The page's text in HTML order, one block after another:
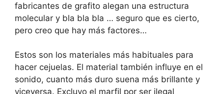
fabricantes de grafito alegan una estructura
molecular y bla bla bla … seguro que es cierto,
pero creo que hay más factores…
Estos son los materiales más habituales para
hacer cejuelas. El material también influye en el
sonido, cuanto más duro suena más brillante y
viceversa. Excluyo el marfil por ser ilegal